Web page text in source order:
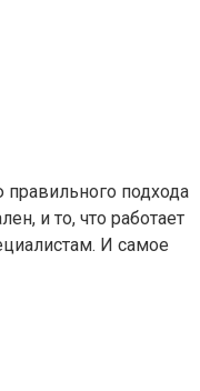
подхода
и то, что работает
И самое